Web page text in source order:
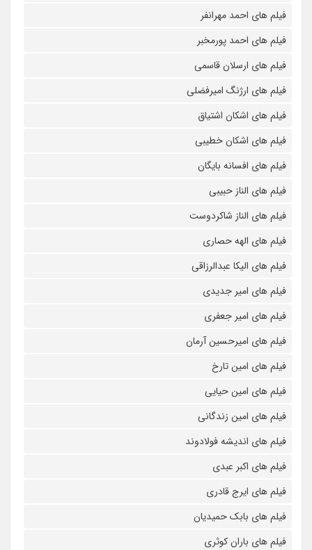
فیلم های احمد مهرانفر
فیلم های احمد پورمخبر
فیلم های ارسلان قاسمی
فیلم های ارژنگ امیرفضلی
فیلم های اشکان اشتیاق
فیلم های اشکان خطیبی
فیلم های افسانه بایگان
فیلم های الناز حبیبی
فیلم های الناز شاکردوست
فیلم های الهه حصاری
فیلم های الیکا عبدالرزاقی
فیلم های امیر جدیدی
فیلم های امیر جعفری
فیلم های امیرحسین آرمان
فیلم های امین تارخ
فیلم های امین حیایی
فیلم های امین زندگانی
فیلم های اندیشه فولادوند
فیلم های اکبر عبدی
فیلم های ایرج قادری
فیلم های بابک حمیدیان
فیلم های باران کوثری